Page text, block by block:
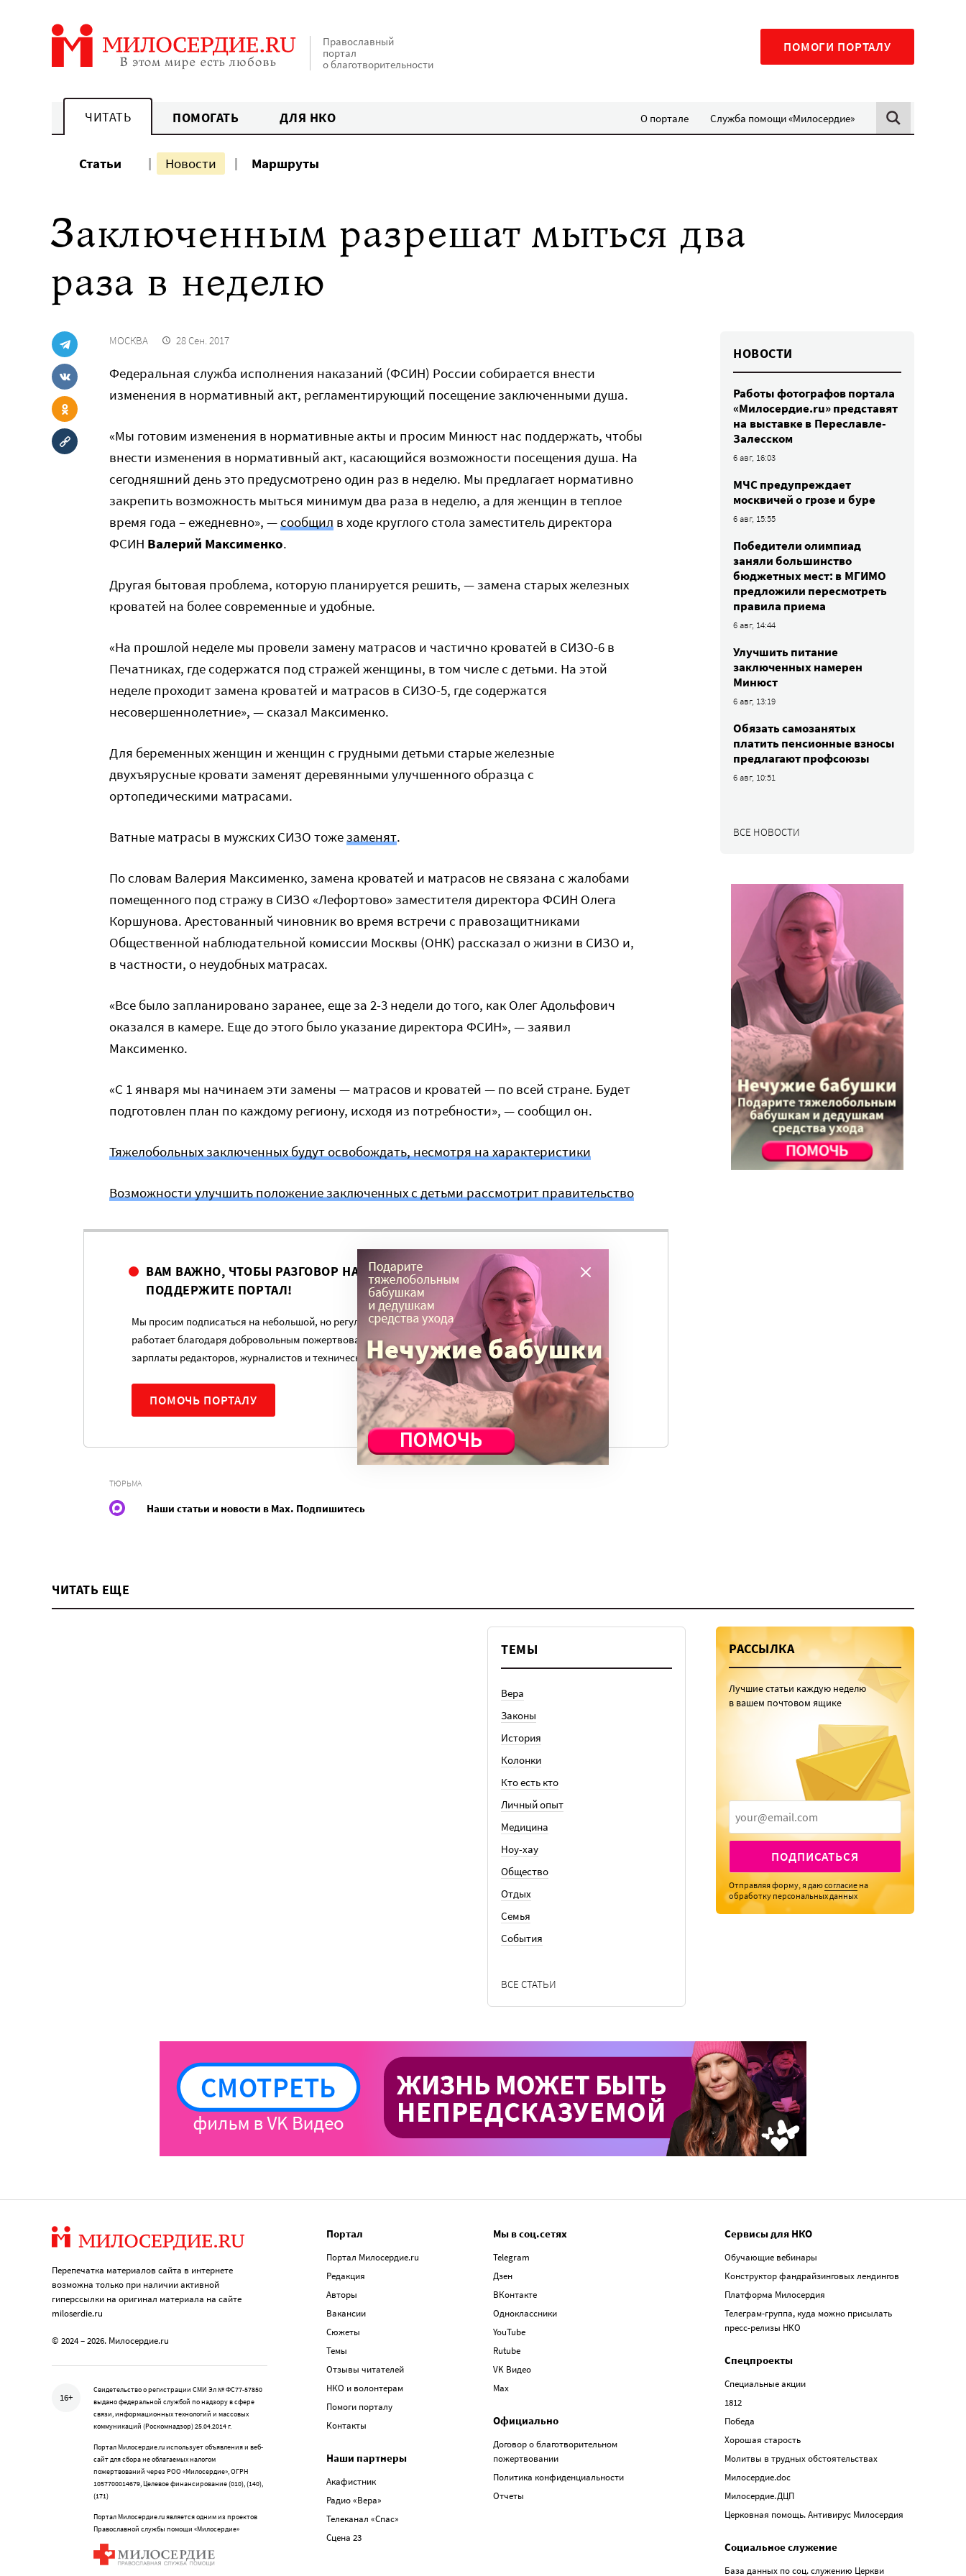
Православный
портал
о благотворительности
ПОМОГИ ПОРТАЛУ
ЧИТАТЬ ПОМОГАТЬ ДЛЯ НКО О портале Служба помощи «Милосердие»
Статьи Новости Маршруты
Заключенным разрешат мыться два
раза в неделю
МОСКВА 28 Сен. 2017
Федеральная служба исполнения наказаний (ФСИН) России собирается внести
изменения в нормативный акт, регламентирующий посещение заключенными душа.
«Мы готовим изменения в нормативные акты и просим Минюст нас поддержать, чтобы
внести изменения в нормативный акт, касающийся возможности посещения душа. На
сегодняшний день это предусмотрено один раз в неделю. Мы предлагает нормативно
закрепить возможность мыться минимум два раза в неделю, а для женщин в теплое
время года – ежедневно», —сообщил в ходе круглого стола заместитель директора
ФСИН Валерий Максименко.
Другая бытовая проблема, которую планируется решить, — замена старых железных
кроватей на более современные и удобные.
«На прошлой неделе мы провели замену матрасов и частично кроватей в СИЗО-6 в
Печатниках, где содержатся под стражей женщины, в том числе с детьми. На этой
неделе проходит замена кроватей и матрасов в СИЗО-5, где содержатся
несовершеннолетние», — сказал Максименко.
Для беременных женщин и женщин с грудными детьми старые железные
двухъярусные кровати заменят деревянными улучшенного образца с
ортопедическими матрасами.
Ватные матрасы в мужских СИЗО тожезаменят.
По словам Валерия Максименко, замена кроватей и матрасов не связана с жалобами
помещенного под стражу в СИЗО «Лефортово» заместителя директора ФСИН Олега
Коршунова. Арестованный чиновник во время встречи с правозащитниками
Общественной наблюдательной комиссии Москвы (ОНК) рассказал о жизни в СИЗО и,
в частности, о неудобных матрасах.
«Все было запланировано заранее, еще за 2-3 недели до того, как Олег Адольфович
оказался в камере. Еще до этого было указание директора ФСИН», — заявил
Максименко.
«С 1 января мы начинаем эти замены — матрасов и кроватей — по всей стране. Будет
подготовлен план по каждому региону, исходя из потребности», — сообщил он.
Тяжелобольных заключенных будут освобождать, несмотря на характеристики
Возможности улучшить положение заключенных с детьми рассмотрит правительство
ВАМ ВАЖНО, ЧТОБЫ РАЗГОВОР НА ЭТУ ТЕМУ ПРОДОЛЖИЛСЯ?
ПОДДЕРЖИТЕ ПОРТАЛ!
Мы просим подписаться на небольшой, но регулярный платеж в пользу нашего сайта. Милосердие.ru
работает благодаря добровольным пожертвованиям наших читателей. На командировки, съемки,
зарплаты редакторов, журналистов и техническую поддержку сайта нужны средства.
ПОМОЧЬ ПОРТАЛУ
ТЮРЬМА
Наши статьи и новости в Max. Подпишитесь
НОВОСТИ
Работы фотографов портала
«Милосердие.ru» представят
на выставке в Переславле-
Залесском
6 авг, 16:03
МЧС предупреждает
москвичей о грозе и буре
6 авг, 15:55
Победители олимпиад
заняли большинство
бюджетных мест: в МГИМО
предложили пересмотреть
правила приема
6 авг, 14:44
Улучшить питание
заключенных намерен
Минюст
6 авг, 13:19
Обязать самозанятых
платить пенсионные взносы
предлагают профсоюзы
6 авг, 10:51
ВСЕ НОВОСТИ
ЧИТАТЬ ЕЩЕ
ТЕМЫ
Вера
Законы
История
Колонки
Кто есть кто
Личный опыт
Медицина
Ноу-хау
Общество
Отдых
Семья
События
ВСЕ СТАТЬИ
РАССЫЛКА
Лучшие статьи каждую неделю
в вашем почтовом ящике
ПОДПИСАТЬСЯ
Отправляя форму, я даюсогласие на
обработку персональных данных
Перепечатка материалов сайта в интернете
возможна только при наличии активной
гиперссылки на оригинал материала на сайте
miloserdie.ru
© 2024 – 2026. Милосердие.ru
16+
Свидетельство о регистрации СМИ Эл № ФС77-57850
выдано федеральной службой по надзору в сфере
связи, информационных технологий и массовых
коммуникаций (Роскомнадзор) 25.04.2014 г.
Портал Милосердие.ru использует объявления и веб-
сайт для сбора не облагаемых налогом
пожертвований через РОО «Милосердие», ОГРН
1057700014679, Целевое финансирование (010), (140),
(171)
Портал Милосердие.ru является одним из проектов
Православной службы помощи «Милосердие»
Портал
Портал Милосердие.ru
Редакция
Авторы
Вакансии
Сюжеты
Темы
Отзывы читателей
НКО и волонтерам
Помоги порталу
Контакты
Наши партнеры
Акафистник
Радио «Вера»
Телеканал «Спас»
Сцена 23
Мы в соц.сетях
Telegram
Дзен
ВКонтакте
Одноклассники
YouTube
Rutube
VK Видео
Max
Официально
Договор о благотворительном
пожертвовании
Политика конфиденциальности
Отчеты
Сервисы для НКО
Обучающие вебинары
Конструктор фандрайзинговых лендингов
Платформа Милосердия
Телеграм-группа, куда можно присылать
пресс-релизы НКО
Спецпроекты
Специальные акции
1812
Победа
Хорошая старость
Молитвы в трудных обстоятельствах
Милосердие.doc
Милосердие.ДЦП
Церковная помощь. Антивирус Милосердия
Социальное служение
База данных по соц. служению Церкви